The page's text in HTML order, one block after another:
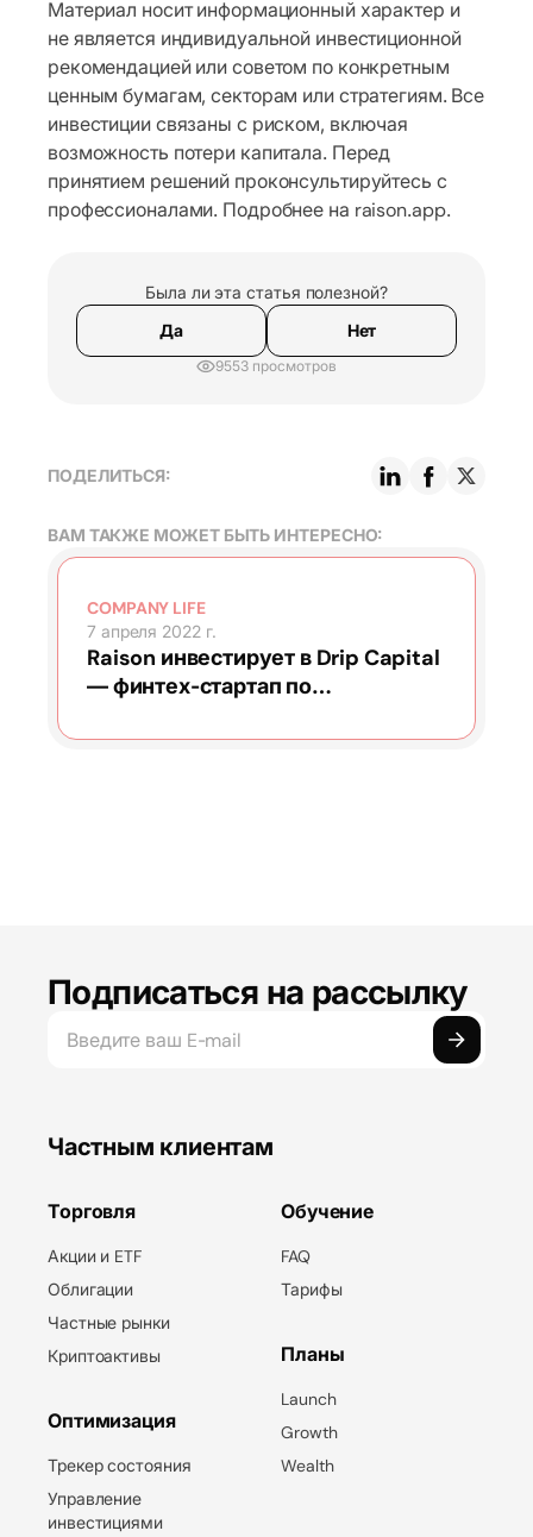
Материал носит информационный характер и
не является индивидуальной инвестиционной
рекомендацией или советом по конкретным
ценным бумагам, секторам или стратегиям. Все
инвестиции связаны с риском, включая
возможность потери капитала. Перед
принятием решений проконсультируйтесь с
профессионалами. Подробнее на raison.app.
Была ли эта статья полезной?
Да
Нет
9553 просмотров
ПОДЕЛИТЬСЯ:
ВАМ ТАКЖЕ МОЖЕТ БЫТЬ ИНТЕРЕСНО:
COMPANY LIFE
7 апреля 2022 г.
Raison инвестирует в Drip Capital
— финтех-стартап по
Подписаться на рассылку
Частным клиентам
Торговля
Акции и ETF
Облигации
Частные рынки
Криптоактивы
Оптимизация
Трекер состояния
Управление
инвестициями
Обучение
FAQ
Тарифы
Планы
Launch
Growth
Wealth